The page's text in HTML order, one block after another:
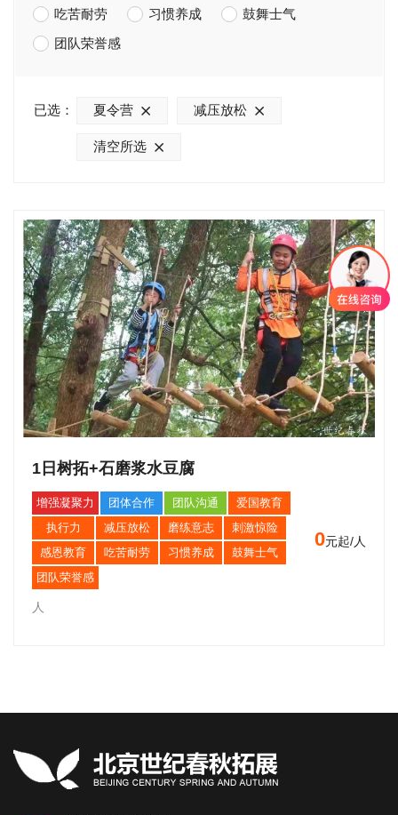
吃苦耐劳
习惯养成
鼓舞士气
团队荣誉感
已选： 夏令营 减压放松
清空所选
1日树拓+石磨浆水豆腐
增强凝聚力 团体合作 团队沟通
爱国教育
执行力
减压放松 磨练意志
刺激惊险
感恩教育
吃苦耐劳 习惯养成
鼓舞士气
团队荣誉感
0元起/人
人